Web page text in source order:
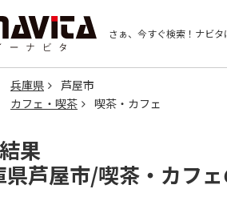
さぁ、今すぐ検索！ ナビタ
兵庫県
芦屋市
カフェ・喫茶 喫茶・カフェ
果
県芦屋市/喫茶・カフェ